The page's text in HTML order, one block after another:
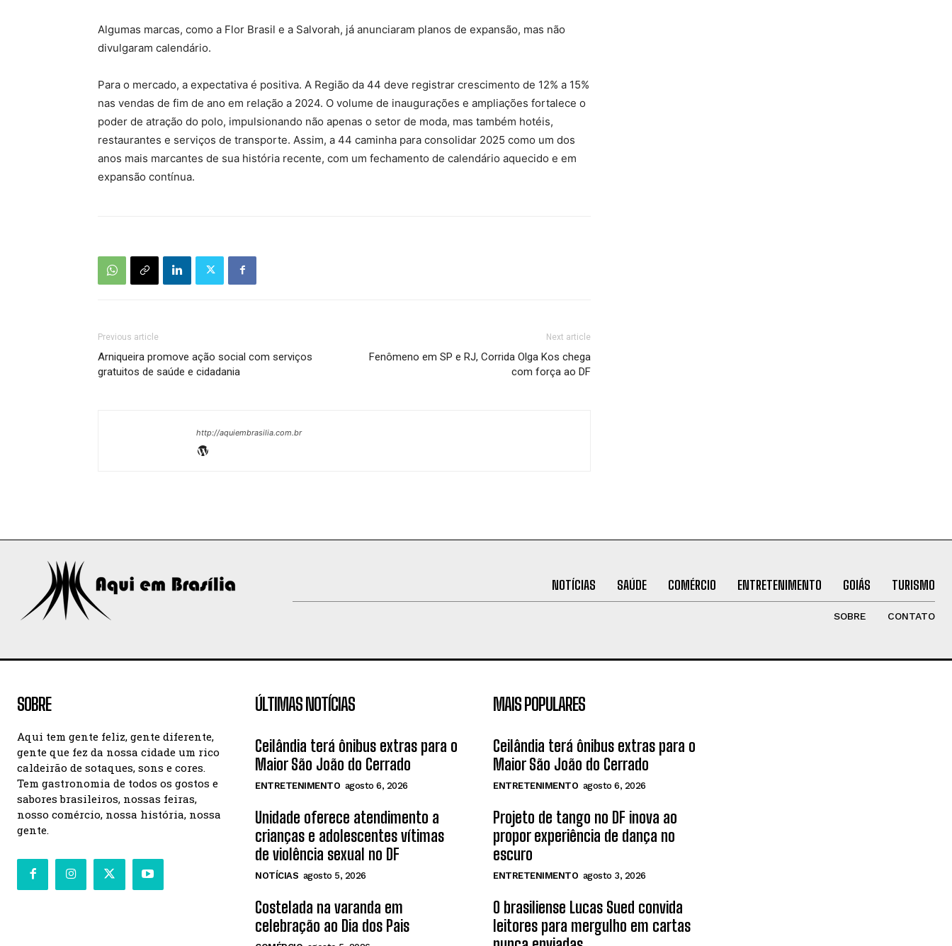
Algumas marcas, como a Flor Brasil e a Salvorah, já anunciaram planos de expansão, mas não
divulgaram calendário.
Para o mercado, a expectativa é positiva. A Região da 44 deve registrar crescimento de 12% a 15%
nas vendas de fim de ano em relação a 2024. O volume de inaugurações e ampliações fortalece o
poder de atração do polo, impulsionando não apenas o setor de moda, mas também hotéis,
restaurantes e serviços de transporte. Assim, a 44 caminha para consolidar 2025 como um dos
anos mais marcantes de sua história recente, com um fechamento de calendário aquecido e em
expansão contínua.
Previous article
Arniqueira promove ação social com serviços
gratuitos de saúde e cidadania
Next article
Fenômeno em SP e RJ, Corrida Olga Kos chega
com força ao DF
http://aquiembrasilia.com.br
NOTÍCIAS SAÚDE COMÉRCIO ENTRETENIMENTO GOIÁS TURISMO
SOBRE CONTATO
SOBRE
Aqui tem gente feliz, gente diferente,
gente que fez da nossa cidade um rico
caldeirão de sotaques, sons e cores.
Tem gastronomia de todos os gostos e
sabores brasileiros, nossas feiras,
nosso comércio, nossa história, nossa
gente.
ÚLTIMAS NOTÍCIAS
Ceilândia terá ônibus extras para o
Maior São João do Cerrado
ENTRETENIMENTO agosto 6, 2026
Unidade oferece atendimento a
crianças e adolescentes vítimas
de violência sexual no DF
NOTÍCIAS agosto 5, 2026
Costelada na varanda em
celebração ao Dia dos Pais
MAIS POPULARES
Ceilândia terá ônibus extras para o
Maior São João do Cerrado
ENTRETENIMENTO agosto 6, 2026
Projeto de tango no DF inova ao
propor experiência de dança no
escuro
ENTRETENIMENTO agosto 3, 2026
O brasiliense Lucas Sued convida
leitores para mergulho em cartas